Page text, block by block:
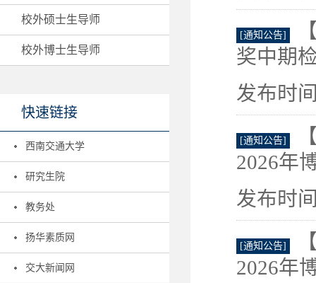
校外硕士生导师
校外博士生导师
快速链接
西南交通大学
研究生院
教务处
扬华素质网
交大新闻网
[通知公告]
奖中期
发布时
[通知公告]
2026年
发布时
[通知公告]
2026年